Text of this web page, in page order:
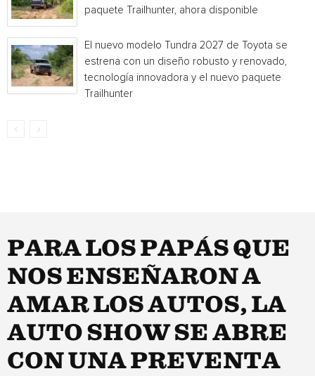
paquete Trailhunter, ahora disponible
El nuevo modelo Tundra 2027 de Toyota se
estrena con un diseño robusto y renovado,
tecnología innovadora y el nuevo paquete
Trailhunter
PARA LOS PAPÁS QUE
NOS ENSEÑARON A
AMAR LOS AUTOS, LA
AUTO SHOW SE ABRE
CON UNA PREVENTA